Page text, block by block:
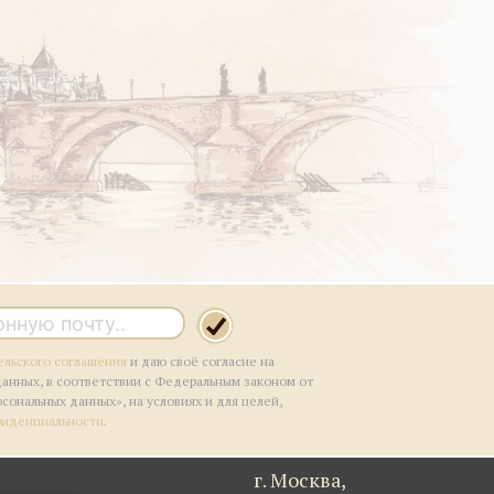
соглашения и даю своё согласие на
в соответствии с Федеральным законом от
данных», на условиях и для целей,
.
г. Москва,